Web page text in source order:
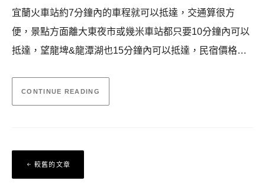
宜蘭火車站約7分鐘內的車程就可以抵達，交通算很方
便，景點方面離大東夜市或幾米車站都只要10分鐘內可以
抵達，望龍埤&龍潭湖也15分鐘內可以抵達，民宿價格…
CONTINUE READING
文
章
較舊的文章